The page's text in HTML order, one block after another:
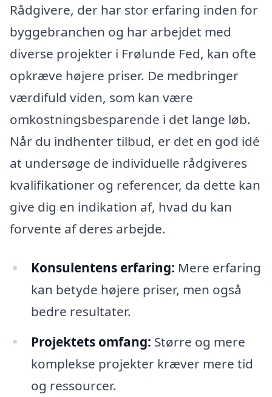
Rådgivere, der har stor erfaring inden for
byggebranchen og har arbejdet med
diverse projekter i Frølunde Fed, kan ofte
opkræve højere priser. De medbringer
værdifuld viden, som kan være
omkostningsbesparende i det lange løb.
Når du indhenter tilbud, er det en god idé
at undersøge de individuelle rådgiveres
kvalifikationer og referencer, da dette kan
give dig en indikation af, hvad du kan
forvente af deres arbejde.
Konsulentens erfaring: Mere erfaring
kan betyde højere priser, men også
bedre resultater.
Projektets omfang: Større og mere
komplekse projekter kræver mere tid
og ressourcer.